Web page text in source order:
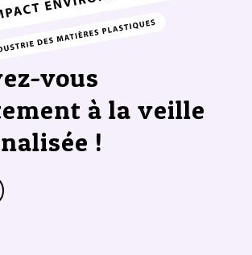
vous
à la veille
!